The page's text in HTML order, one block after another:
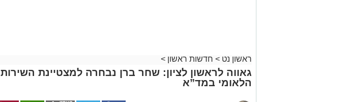
ראשון נט > חדשות ראשון >
גאווה לראשון לציון: שחר ברן נבחרה למצטיינת השירות
הלאומי במד”א